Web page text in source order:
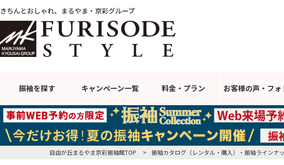
きちんとおしゃれ、まるやま・京彩グループ
振袖を探す キャンペーン一覧 料金・プラン お客様の声・ フォ
自由が丘まるやま京彩振袖館TOP > 振袖カタログ（レンタル・購入）・振袖ラインナ